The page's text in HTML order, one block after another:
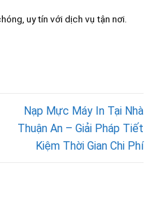
uy tín với dịch vụ tận nơi.
Nạp Mực Máy In Tại Nhà
Thuận An – Giải Pháp Tiết
Kiệm Thời Gian Chi Phí